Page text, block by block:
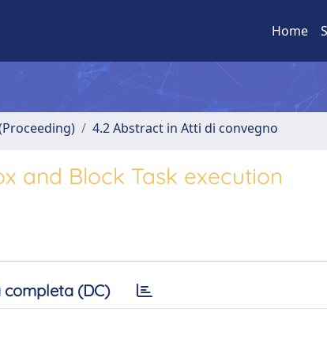
Home
4.2 Abstract in Atti di convegno
and Block Task execution
completa (DC)